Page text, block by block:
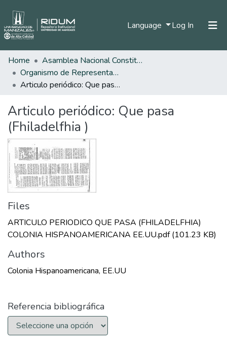
Language Log In (current)
Home
Asamblea Nacional Constituyente
Organismo de Representantes Constituyente
Articulo periódico: Que pasa (Fhiladelfhia )
Articulo periódico: Que pasa
(Fhiladelfhia )
Files
ARTICULO PERIODICO QUE PASA (FHILADELFHIA)
COLONIA HISPANOAMERICANA EE.UU.pdf(101.23 KB)
Authors
Colonia Hispanoamericana, EE.UU
Referencia bibliográfica